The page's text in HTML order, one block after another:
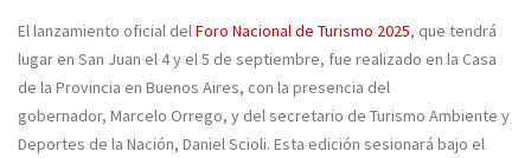
El lanzamiento oficial delForo Nacional de Turismo 2025, que tendrá
lugar en San Juan el 4 y el 5 de septiembre, fue realizado en la Casa
de la Provincia en Buenos Aires, con la presencia del
gobernador, Marcelo Orrego, y del secretario de Turismo Ambiente y
Deportes de la Nación, Daniel Scioli. Esta edición sesionará bajo el